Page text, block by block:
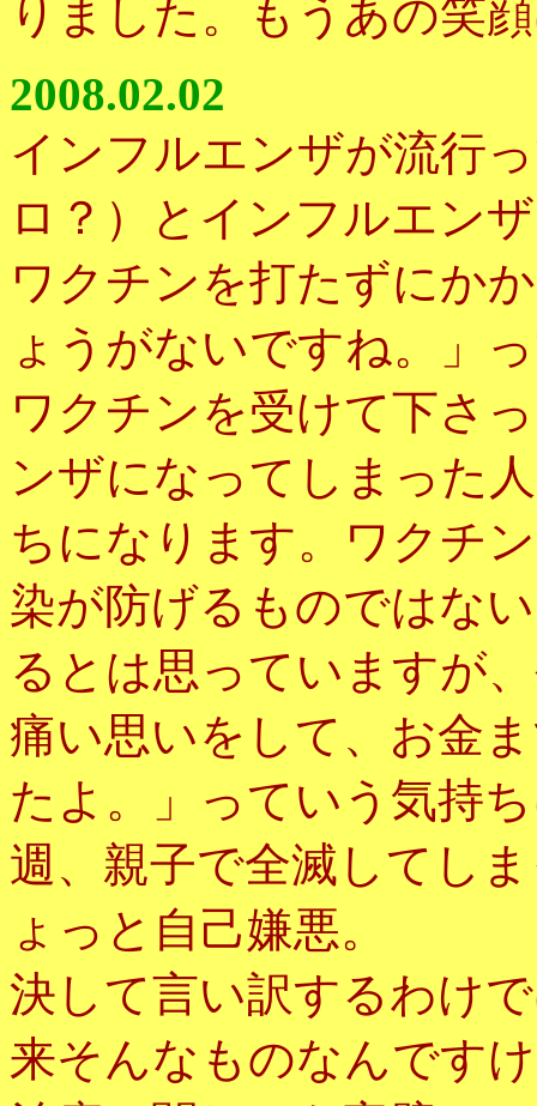
りました。もうあの笑
2008.02.02
インフルエンザが流行
ロ？）とインフルエン
ワクチンを打たずにか
ょうがないですね。」
ワクチンを受けて下さ
ンザになってしまった
ちになります。ワクチ
染が防げるものではな
るとは思っていますが
痛い思いをして、お金
たよ。」っていう気持
週、親子で全滅してし
ょっと自己嫌悪。
決して言い訳するわけ
来そんなものなんです